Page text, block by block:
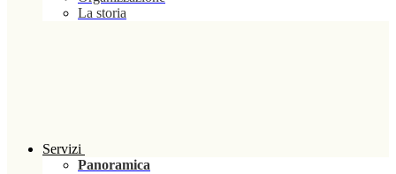
La storia
Servizi
Panoramica